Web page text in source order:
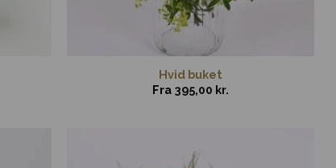
Hvid buket
Fra 395,00 kr.